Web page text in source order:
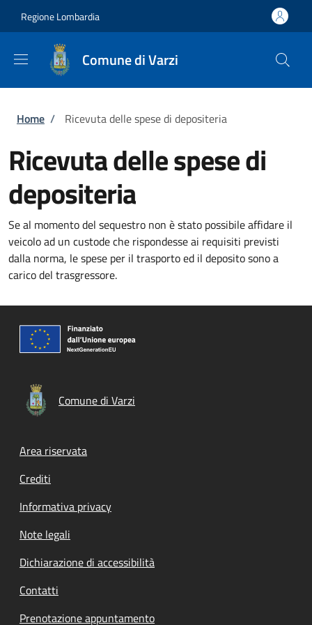
Regione Lombardia
Comune di Varzi
Briciole di pane
Home / Ricevuta delle spese di depositeria
Ricevuta delle spese di
depositeria
Se al momento del sequestro non è stato possibile affidare il
veicolo ad un custode che rispondesse ai requisiti previsti
dalla norma, le spese per il trasporto ed il deposito sono a
carico del trasgressore.
Comune di Varzi
Footer menu
Area riservata
Crediti
Informativa privacy
Note legali
Dichiarazione di accessibilità
Contatti
Prenotazione appuntamento